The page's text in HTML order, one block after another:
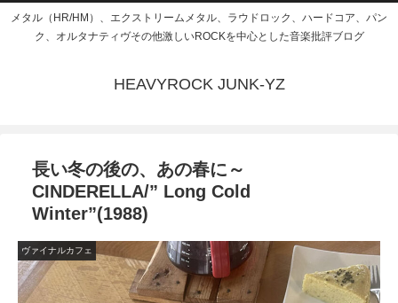
メタル（HR/HM）、エクストリームメタル、ラウドロック、ハードコア、パン
ク、オルタナティヴその他激しいROCKを中心とした音楽批評ブログ
HEAVYROCK JUNK-YZ
長い冬の後の、あの春に～
CINDERELLA/” Long Cold
Winter”(1988)
ヴァイナルカフェ